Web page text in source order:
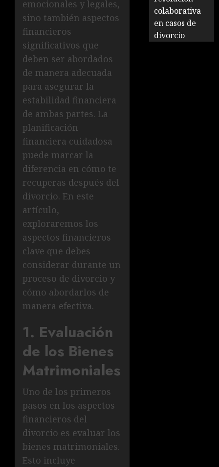
emocionales y legales,
sino también aspectos
financieros
significativos que
deben ser abordados
de manera adecuada
para asegurar la
estabilidad financiera
de ambas partes. La
planificación
financiera cuidadosa
puede marcar la
diferencia en cómo te
recuperas después del
divorcio. En este
artículo,
exploraremos los
aspectos financieros
clave que debes
considerar durante un
proceso de divorcio y
cómo abordarlos de
manera efectiva.
1. Evaluación
de los Bienes
Matrimoniales
Uno de los primeros
pasos en los aspectos
financieros del
divorcio es evaluar los
bienes matrimoniales.
Esto incluye
colaborativa
en casos de
divorcio